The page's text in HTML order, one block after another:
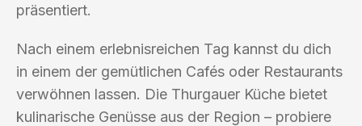
präsentiert.
Nach einem erlebnisreichen Tag kannst du dich
in einem der gemütlichen Cafés oder Restaurants
verwöhnen lassen. Die Thurgauer Küche bietet
kulinarische Genüsse aus der Region – probiere